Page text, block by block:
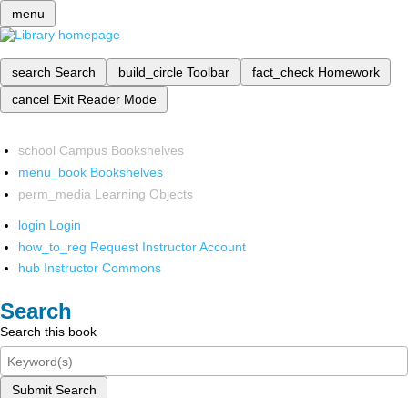
menu
search Search build_circle Toolbar fact_check Homework
cancel Exit Reader Mode
school Campus Bookshelves
menu_book Bookshelves
perm_media Learning Objects
login Login
how_to_reg Request Instructor Account
hub Instructor Commons
Search
Search this book
Submit Search